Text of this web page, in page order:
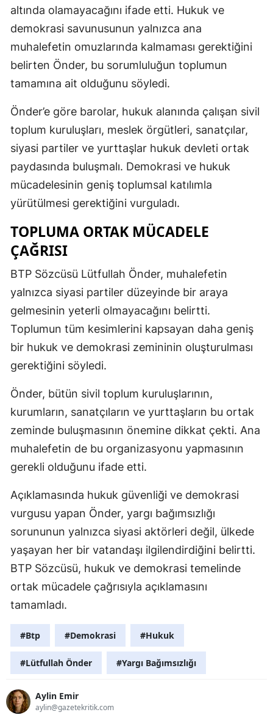
altında olamayacağını ifade etti. Hukuk ve
demokrasi savunusunun yalnızca ana
muhalefetin omuzlarında kalmaması gerektiğini
belirten Önder, bu sorumluluğun toplumun
tamamına ait olduğunu söyledi.
Önder’e göre barolar, hukuk alanında çalışan sivil
toplum kuruluşları, meslek örgütleri, sanatçılar,
siyasi partiler ve yurttaşlar hukuk devleti ortak
paydasında buluşmalı. Demokrasi ve hukuk
mücadelesinin geniş toplumsal katılımla
yürütülmesi gerektiğini vurguladı.
TOPLUMA ORTAK MÜCADELE
ÇAĞRISI
BTP Sözcüsü Lütfullah Önder, muhalefetin
yalnızca siyasi partiler düzeyinde bir araya
gelmesinin yeterli olmayacağını belirtti.
Toplumun tüm kesimlerini kapsayan daha geniş
bir hukuk ve demokrasi zemininin oluşturulması
gerektiğini söyledi.
Önder, bütün sivil toplum kuruluşlarının,
kurumların, sanatçıların ve yurttaşların bu ortak
zeminde buluşmasının önemine dikkat çekti. Ana
muhalefetin de bu organizasyonu yapmasının
gerekli olduğunu ifade etti.
Açıklamasında hukuk güvenliği ve demokrasi
vurgusu yapan Önder, yargı bağımsızlığı
sorununun yalnızca siyasi aktörleri değil, ülkede
yaşayan her bir vatandaşı ilgilendirdiğini belirtti.
BTP Sözcüsü, hukuk ve demokrasi temelinde
ortak mücadele çağrısıyla açıklamasını
tamamladı.
#Btp #Demokrasi #Hukuk
#Lütfullah Önder #Yargı Bağımsızlığı
Aylin Emir
aylin@gazetekritik.com